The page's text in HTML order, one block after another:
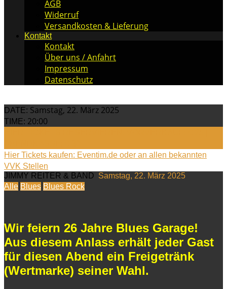
AGB
Widerruf
Versandkosten & Lieferung
Kontakt
Kontakt
Über uns / Anfahrt
Impressum
Datenschutz
DATE: Samstag, 22. März 2025
TIME: 20:00
Hier Tickets kaufen: Eventim.de oder an allen bekannten
VVK Stellen
JIMMY REITER & BAND Samstag, 22. März 2025
Alle Blues Blues Rock
Wir feiern 26 Jahre Blues Garage!
Aus diesem Anlass erhält jeder Gast
für diesen Abend ein Freigetränk
(Wertmarke) seiner Wahl.